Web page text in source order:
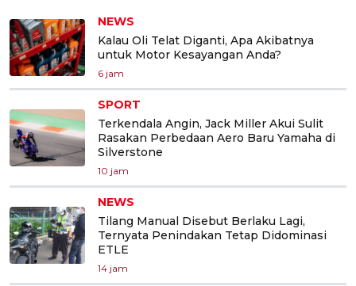
NEWS
Kalau Oli Telat Diganti, Apa Akibatnya
untuk Motor Kesayangan Anda?
6 jam
SPORT
Terkendala Angin, Jack Miller Akui Sulit
Rasakan Perbedaan Aero Baru Yamaha di
Silverstone
10 jam
NEWS
Tilang Manual Disebut Berlaku Lagi,
Ternyata Penindakan Tetap Didominasi
ETLE
14 jam